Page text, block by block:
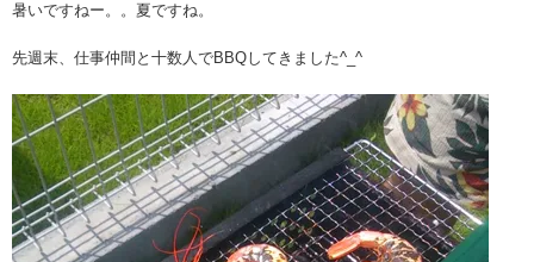
暑いですねー。。夏ですね。
先週末、仕事仲間と十数人でBBQしてきました^_^